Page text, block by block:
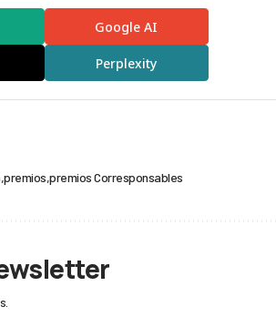
Google AI
Perplexity
premios premios Corresponsables